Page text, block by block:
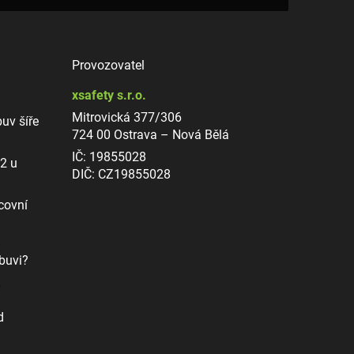
šíře
u
Provozovatel
xsafety s.r.o.
Mitrovická 377/306
724 00 Ostrava – Nová Bělá
IČ: 19855028
DIČ: CZ19855028